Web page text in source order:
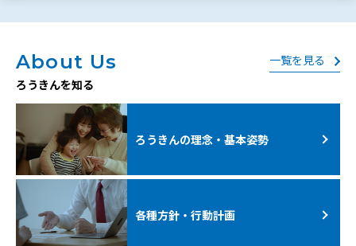
About Us
ろうきんを知る
一覧を見る
ろうきんの理念・基本姿勢
各種方針・行動計画